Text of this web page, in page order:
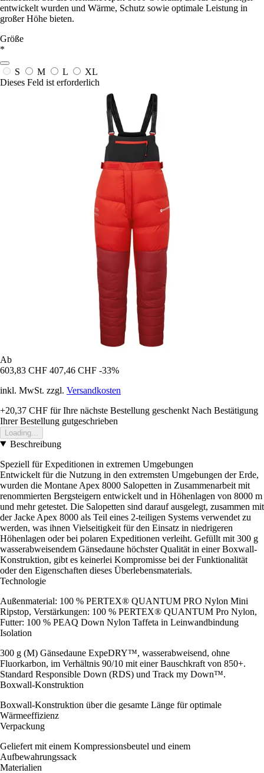
entwickelt wurden und Wärme, Schutz sowie optimale Leistung in
großer Höhe bieten.
Größe
*
S M L
XL
Dieses Feld ist erforderlich
Ab
603,83 CHF 407,46 CHF -33%
inkl. MwSt. zzgl. Versandkosten
+20,37 CHF für Ihre nächste Bestellung geschenkt Nach Bestätigung
Ihrer Bestellung gutgeschrieben
Loading...
Beschreibung
Speziell für Expeditionen in extremen Umgebungen
Entwickelt für die Nutzung in den extremsten Umgebungen der Erde,
wurden die Montane Apex 8000 Salopetten in Zusammenarbeit mit
renommierten Bergsteigern entwickelt und in Höhenlagen von 8000 m
und mehr getestet. Die Salopetten sind darauf ausgelegt, zusammen mit
der Jacke Apex 8000 als Teil eines 2-teiligen Systems verwendet zu
werden, was ihnen Vielseitigkeit für den Einsatz in niedrigeren
Höhenlagen oder bei polaren Expeditionen verleiht. Gefüllt mit 300 g
wasserabweisendem Gänsedaune höchster Qualität in einer Boxwall-
Konstruktion, gibt es keinerlei Kompromisse bei der Funktionalität
oder den Eigenschaften dieses Überlebensmaterials.
Technologie
Außenmaterial: 100 % PERTEX® QUANTUM PRO Nylon Mini
Ripstop, Verstärkungen: 100 % PERTEX® QUANTUM Pro Nylon,
Futter: 100 % PEAQ Down Nylon Taffeta in Leinwandbindung
Isolation
300 g (M) Gänsedaune ExpeDRY™, wasserabweisend, ohne
Fluorkarbon, im Verhältnis 90/10 mit einer Bauschkraft von 850+.
Standard Responsible Down (RDS) und Track my Down™.
Boxwall-Konstruktion
Boxwall-Konstruktion über die gesamte Länge für optimale
Wärmeeffizienz
Verpackung
Geliefert mit einem Kompressionsbeutel und einem
Aufbewahrungssack
Materialien